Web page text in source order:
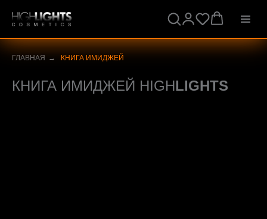
ГЛАВНАЯ → КНИГА ИМИДЖЕЙ
КНИГА ИМИДЖЕЙ HIGHLIGHTS